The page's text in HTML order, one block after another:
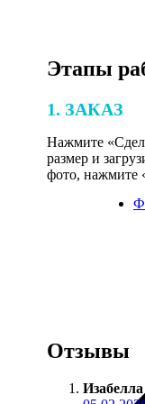
Этапы
1. ЗАКАЗ
Нажмите
размер и
фото, нажмите
Отзывы